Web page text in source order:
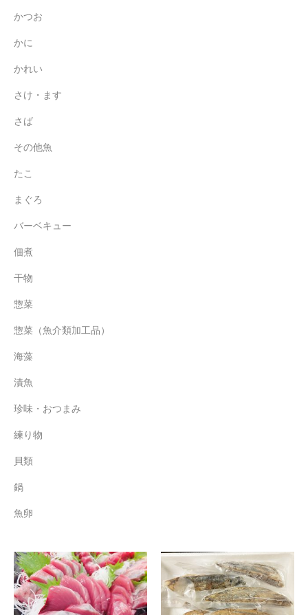
かつお
かに
かれい
さけ・ます
さば
その他魚
たこ
まぐろ
バーベキュー
佃煮
干物
惣菜
惣菜（魚介類加工品）
海藻
漬魚
珍味・おつまみ
練り物
貝類
鍋
魚卵